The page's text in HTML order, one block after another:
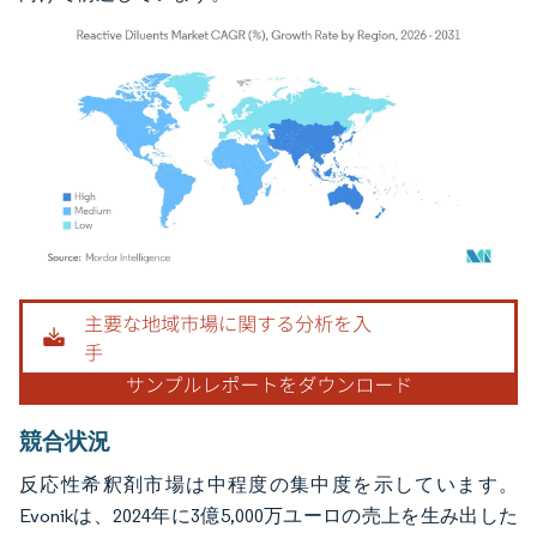
画像 © Mordor Intelligence。再利用にはCC BY 4.0の表示が必要です。
競合状況
反応性希釈剤市場は中程度の集中度を示しています。
Evonikは、2024年に3億5,000万ユーロの売上を生み出した